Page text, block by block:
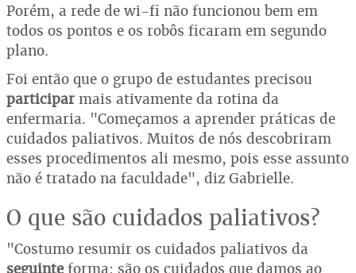
Porém, a rede de wi-fi não funcionou bem em
todos os pontos e os robôs ficaram em segundo
plano.
Foi então que o grupo de estudantes precisou
participar mais ativamente da rotina da
enfermaria. "Começamos a aprender práticas de
cuidados paliativos. Muitos de nós descobriram
esses procedimentos ali mesmo, pois esse assunto
não é tratado na faculdade", diz Gabrielle.
O que são cuidados paliativos?
"Costumo resumir os cuidados paliativos da
seguinteforma: são os cuidados que damos ao